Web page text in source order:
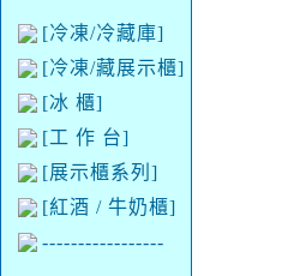
[冷凍/冷藏庫]
[冷凍/藏展示櫃]
[冰 櫃]
[工 作 台]
[展示櫃系列]
[紅酒 / 牛奶櫃]
-----------------